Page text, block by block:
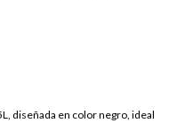
diseñada en color negro, ideal